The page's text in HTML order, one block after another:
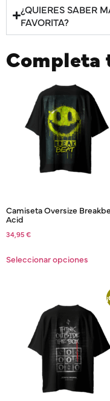
¿QUIERES SABER
FAVORITA?
Completa
Camiseta Oversize
Acid
34,95€
Seleccionar opciones